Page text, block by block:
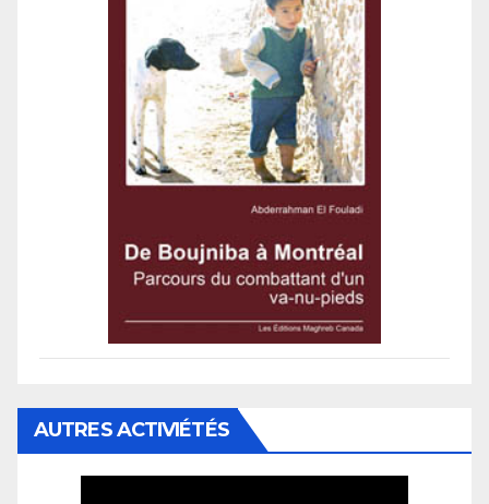
AUTRES ACTIVIÉTÉS